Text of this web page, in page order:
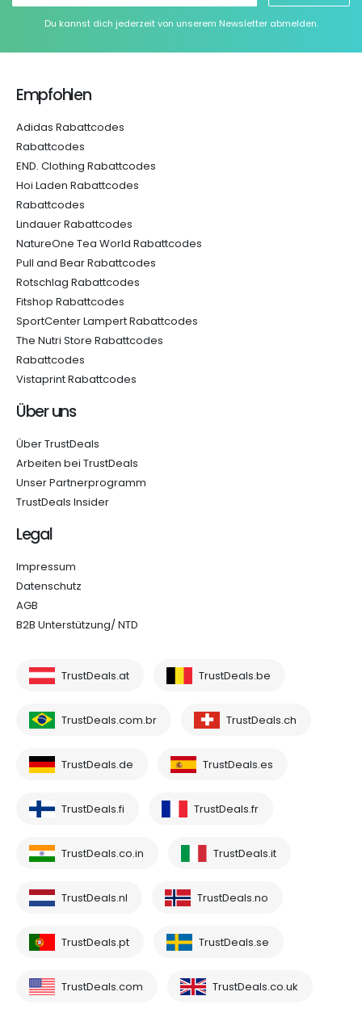
Du kannst dich jederzeit von unserem Newsletter abmelden.
Empfohlen
Adidas Rabattcodes
Rabattcodes
END. Clothing Rabattcodes
Hoi Laden Rabattcodes
Rabattcodes
Lindauer Rabattcodes
NatureOne Tea World Rabattcodes
Pull and Bear Rabattcodes
Rotschlag Rabattcodes
Fitshop Rabattcodes
SportCenter Lampert Rabattcodes
The Nutri Store Rabattcodes
Rabattcodes
Vistaprint Rabattcodes
Über uns
Über TrustDeals
Arbeiten bei TrustDeals
Unser Partnerprogramm
TrustDeals Insider
Legal
Impressum
Datenschutz
AGB
B2B Unterstützung/ NTD
TrustDeals.at TrustDeals.be
TrustDeals.com.br TrustDeals.ch
TrustDeals.de TrustDeals.es
TrustDeals.fi TrustDeals.fr
TrustDeals.co.in TrustDeals.it
TrustDeals.nl TrustDeals.no
TrustDeals.pt TrustDeals.se
TrustDeals.com TrustDeals.co.uk